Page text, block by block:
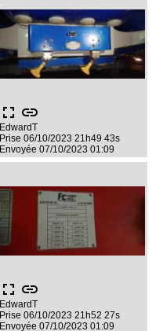
fullscreen link
EdwardT
Prise 06/10/2023 21h49 43s
Envoyée 07/10/2023 01:09
fullscreen link
EdwardT
Prise 06/10/2023 21h52 27s
Envoyée 07/10/2023 01:09